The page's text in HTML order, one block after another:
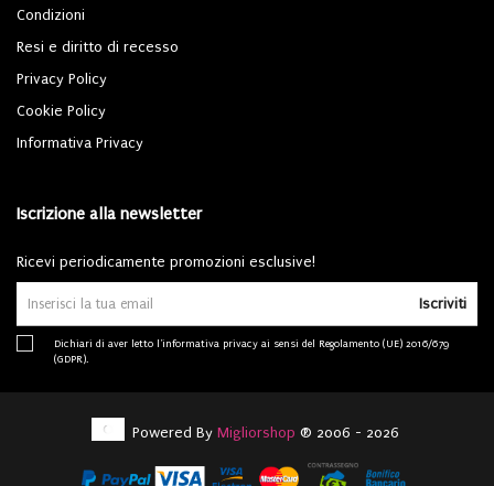
Condizioni
Resi e diritto di recesso
Privacy Policy
Cookie Policy
Informativa Privacy
Iscrizione alla newsletter
Ricevi periodicamente promozioni esclusive!
Iscriviti
Dichiari di aver letto l'informativa privacy ai sensi del Regolamento (UE) 2016/679
(GDPR).
Powered By Migliorshop ® 2006 - 2026